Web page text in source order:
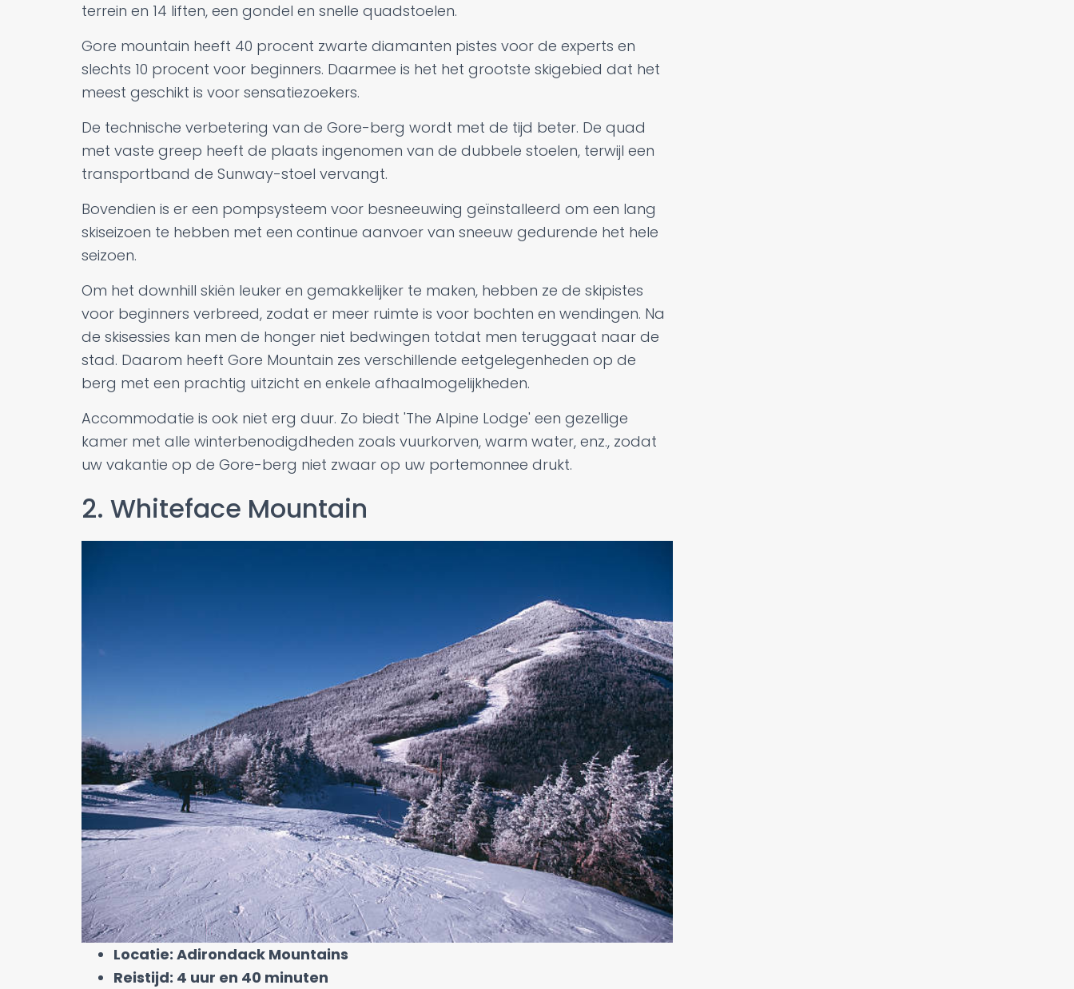
terrein en 14 liften, een gondel en snelle quadstoelen.
Gore mountain heeft 40 procent zwarte diamanten pistes voor de experts en
slechts 10 procent voor beginners. Daarmee is het het grootste skigebied dat het
meest geschikt is voor sensatiezoekers.
De technische verbetering van de Gore-berg wordt met de tijd beter. De quad
met vaste greep heeft de plaats ingenomen van de dubbele stoelen, terwijl een
transportband de Sunway-stoel vervangt.
Bovendien is er een pompsysteem voor besneeuwing geïnstalleerd om een lang
skiseizoen te hebben met een continue aanvoer van sneeuw gedurende het hele
seizoen.
Om het downhill skiën leuker en gemakkelijker te maken, hebben ze de skipistes
voor beginners verbreed, zodat er meer ruimte is voor bochten en wendingen. Na
de skisessies kan men de honger niet bedwingen totdat men teruggaat naar de
stad. Daarom heeft Gore Mountain zes verschillende eetgelegenheden op de
berg met een prachtig uitzicht en enkele afhaalmogelijkheden.
Accommodatie is ook niet erg duur. Zo biedt 'The Alpine Lodge' een gezellige
kamer met alle winterbenodigdheden zoals vuurkorven, warm water, enz., zodat
uw vakantie op de Gore-berg niet zwaar op uw portemonnee drukt.
2. Whiteface Mountain
Locatie: Adirondack Mountains
Reistijd: 4 uur en 40 minuten